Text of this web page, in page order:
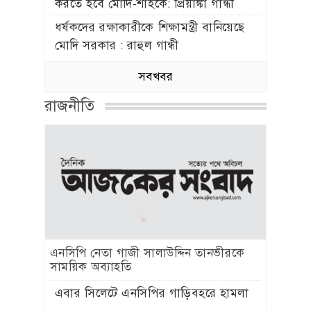
সবখবর
উপলক্ষে নির্বাচন পরিচালনা কমিশনের দ্বিতীয়
ছোট ঋণেও বাড়ছে খেলাপির চাপ, এক
বছরে বেড়েছে ২৪ লাখ
১৮ মাসের মধ্যে চায়না ইকোনমিক জোনে